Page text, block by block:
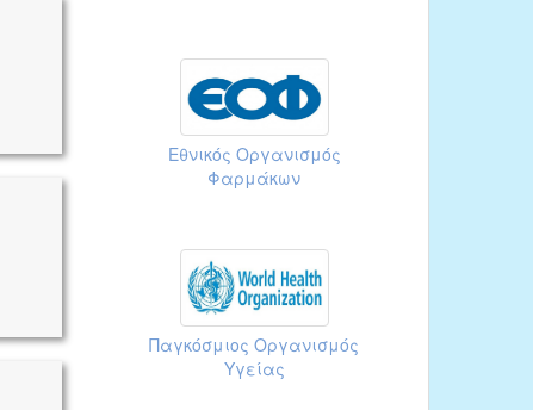
Εθνικός Οργανισμός
Φαρμάκων
Παγκόσμιος Οργανισμός
Υγείας